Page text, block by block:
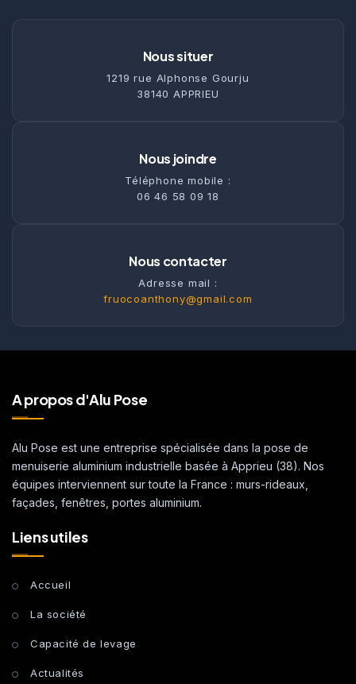
Nous situer
1219 rue Alphonse Gourju
38140 APPRIEU
Nous joindre
Téléphone mobile :
06 46 58 09 18
Nous contacter
Adresse mail :
fruocoanthony@gmail.com
A propos d'Alu Pose
Alu Pose est une entreprise spécialisée dans la pose de
menuiserie aluminium industrielle basée à Apprieu (38). Nos
équipes interviennent sur toute la France : murs-rideaux,
façades, fenêtres, portes aluminium.
Liens utiles
Accueil
La société
Capacité de levage
Actualités